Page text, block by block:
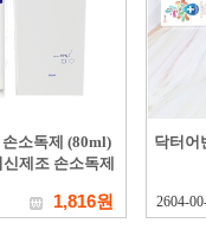
소독제 (80ml)
제조 손소독제
1,816원
닥터어
2604-